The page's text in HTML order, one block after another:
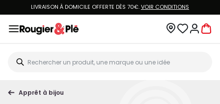
LIVRAISON À DOMICILE OFFERTE DÈS 70€.VOIR CONDITIONS
Apprêt à bijou